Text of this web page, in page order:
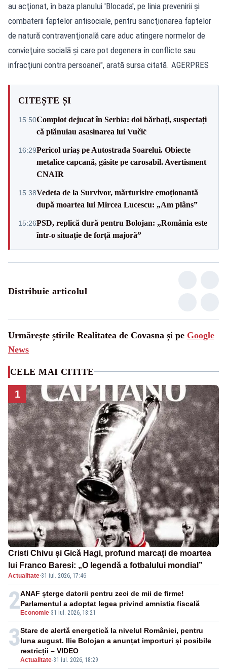
au acţionat, în baza planului 'Blocada', pe linia prevenirii şi
combaterii faptelor antisociale, pentru sancţionarea faptelor
de natură contravenţională care aduc atingere normelor de
convieţuire socială şi care pot degenera în conflicte sau
infracţiuni contra persoanei", arată sursa citată. AGERPRES
CITEȘTE ȘI
15:50Complot dejucat în Serbia: doi bărbați, suspectați
că plănuiau asasinarea lui Vučić
16:29Pericol uriaș pe Autostrada Soarelui. Obiecte
metalice capcană, găsite pe carosabil. Avertisment
CNAIR
15:38Vedeta de la Survivor, mărturisire emoționantă
după moartea lui Mircea Lucescu: „Am plâns”
15:26PSD, replică dură pentru Bolojan: „România este
într-o situație de forță majoră”
Distribuie articolul
Urmărește știrile Realitatea de Covasna și pe Google
News
CELE MAI CITITE
1
Cristi Chivu și Gică Hagi, profund marcați de moartea
lui Franco Baresi: „O legendă a fotbalului mondial”
Actualitate·31 iul. 2026, 17:46
2 Economie-31 iul. 2026, 18:21
ANAF șterge datorii pentru zeci de mii de firme!
Parlamentul a adoptat legea privind amnistia fiscală
3
Actualitate-31 iul. 2026, 18:29
Stare de alertă energetică la nivelul României, pentru
luna august. Ilie Bolojan a anunțat importuri și posibile
restricții – VIDEO